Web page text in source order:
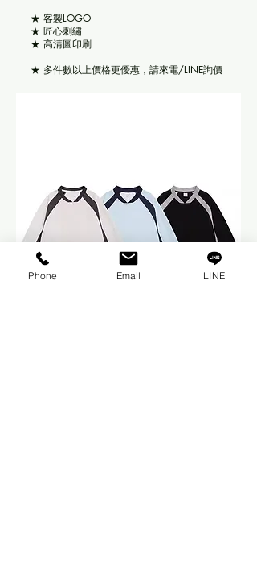
★ 客製LOGO
★ 匠心刺繡
★ 高清圖印刷
★ 多件數以上價格更優惠，請來電/LINE詢價
Phone Email LINE